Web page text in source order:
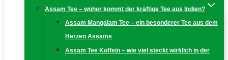
Assam Tee – woher kommt der kräftige Tee aus Indien?
Assam Mangalam Tee – ein besonderer Tee aus dem
Herzen Assams
Assam Tee Koffein – wie viel steckt wirklich in der